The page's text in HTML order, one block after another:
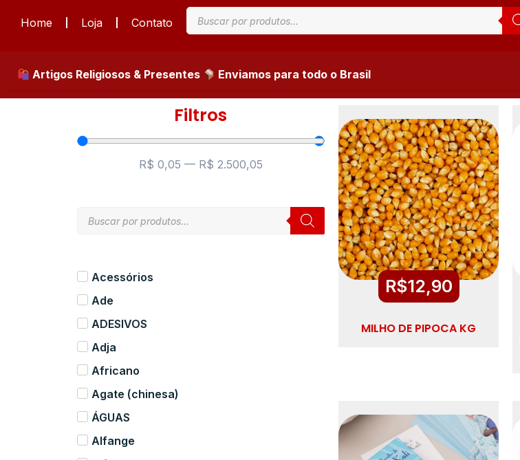
Home Loja Contato
Artigos Religiosos & Presentes Enviamos para todo o Brasil
Filtros
R$ 0,05 — R$ 2.500,05
Acessórios
Ade
ADESIVOS
Adja
Africano
Agate (chinesa)
ÁGUAS
Alfange
R$12,90
MILHO DE PIPOCA KG